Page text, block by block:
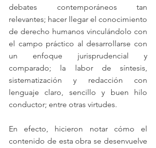
debates contemporáneos tan
relevantes; hacer llegar el conocimiento
de derecho humanos vinculándolo con
el campo práctico al desarrollarse con
un enfoque jurisprudencial y
comparado; la labor de síntesis,
sistematización y redacción con
lenguaje claro, sencillo y buen hilo
conductor; entre otras virtudes.
En efecto, hicieron notar cómo el
contenido de esta obra se desenvuelve